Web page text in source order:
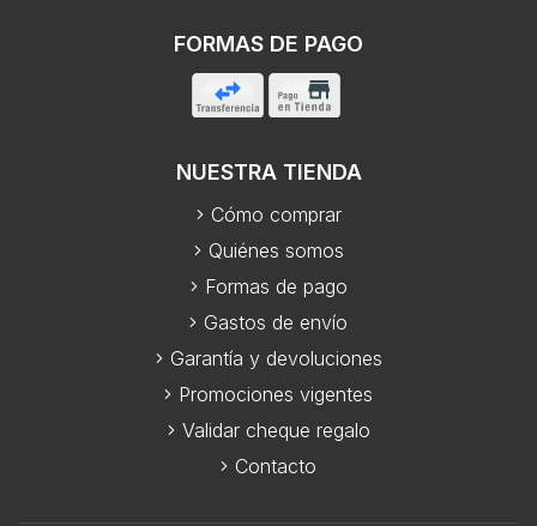
FORMAS DE PAGO
NUESTRA TIENDA
Cómo comprar
Quiénes somos
Formas de pago
Gastos de envío
Garantía y devoluciones
Promociones vigentes
Validar cheque regalo
Contacto